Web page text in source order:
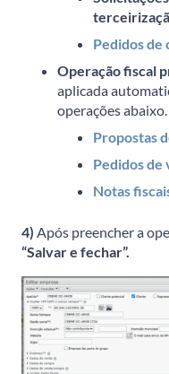
Pedidos de
Operação fiscal
aplicada
operações abaixo.
Propostas
Pedidos de
Notas
4) Após preencher a
“Salvar e fechar”.